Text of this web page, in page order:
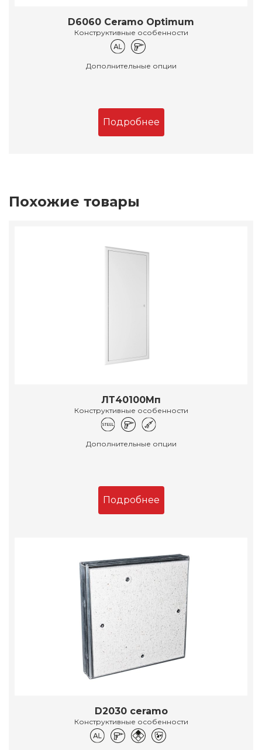
D6060 Ceramo Optimum
Конструктивные особенности
Дополнительные опции
Подробнее
Похожие товары
ЛТ40100Мп
Конструктивные особенности
Дополнительные опции
Подробнее
D2030 ceramo
Конструктивные особенности